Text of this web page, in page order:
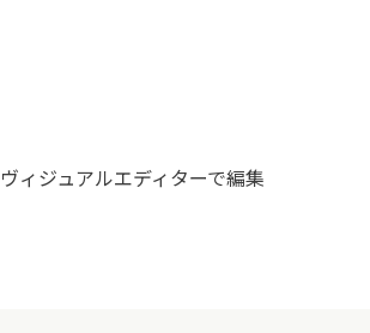
ヴィジュアルエディターで編集